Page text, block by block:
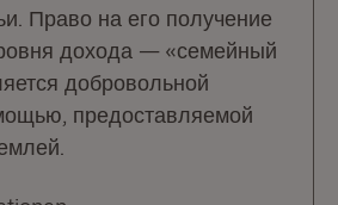
Право на его получение
дохода — «семейный
добровольной
предоставляемой